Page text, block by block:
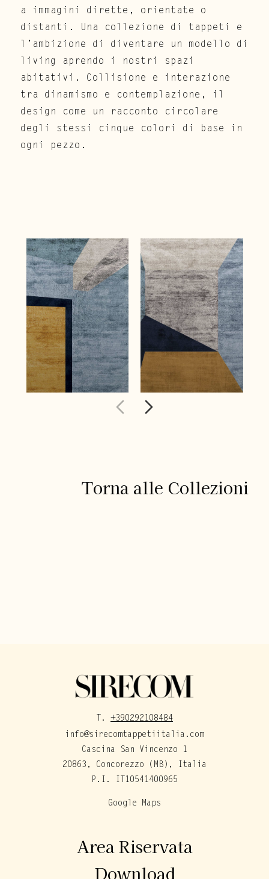
a immagini dirette, orientate o
distanti. Una collezione di tappeti e
l’ambizione di diventare un modello di
living aprendo i nostri spazi
abitativi. Collisione e interazione
tra dinamismo e contemplazione, il
design come un racconto circolare
degli stessi cinque colori di base in
ogni pezzo.
Torna alle Collezioni
T. +390292108484
info@sirecomtappetiitalia.com
Cascina San Vincenzo 1
20863, Concorezzo (MB), Italia
P.I. IT10541400965
Google Maps
Area Riservata
Download